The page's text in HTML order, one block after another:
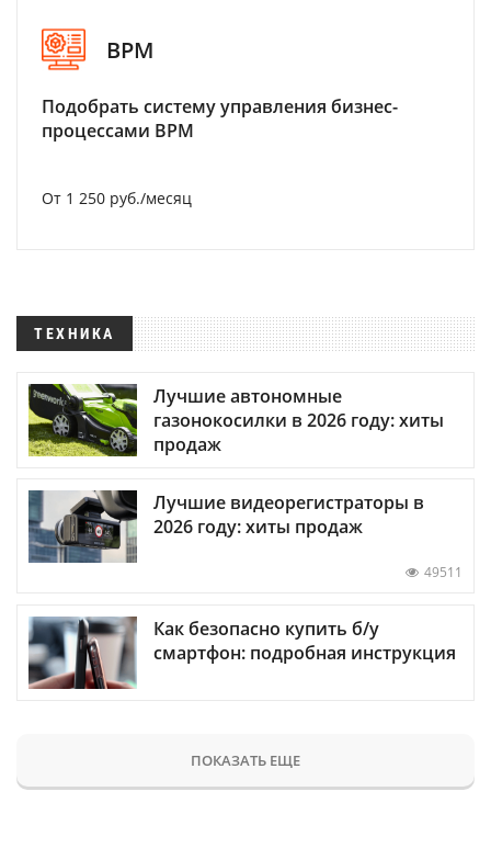
BPM
Подобрать систему управления бизнес-
процессами BPM
От 1 250 руб./месяц
ТЕХНИКА
Лучшие автономные
газонокосилки в 2026 году: хиты
продаж
Лучшие видеорегистраторы в
2026 году: хиты продаж
49511
Как безопасно купить б/у
смартфон: подробная инструкция
ПОКАЗАТЬ ЕЩЕ